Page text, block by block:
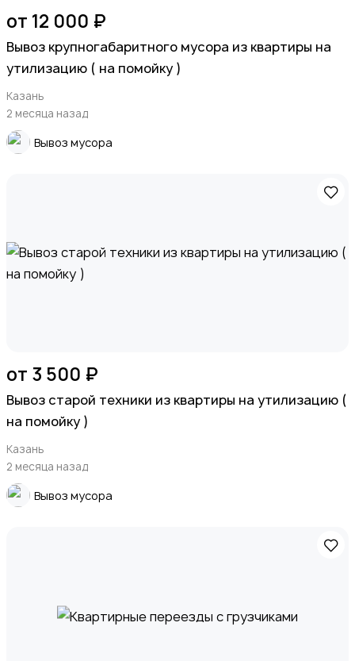
от 12 000 ₽
Вывоз крупногабаритного мусора из квартиры на
утилизацию ( на помойку )
Казань
2 месяца назад
Вывоз мусора
от 3 500 ₽
Вывоз старой техники из квартиры на утилизацию (
на помойку )
Казань
2 месяца назад
Вывоз мусора